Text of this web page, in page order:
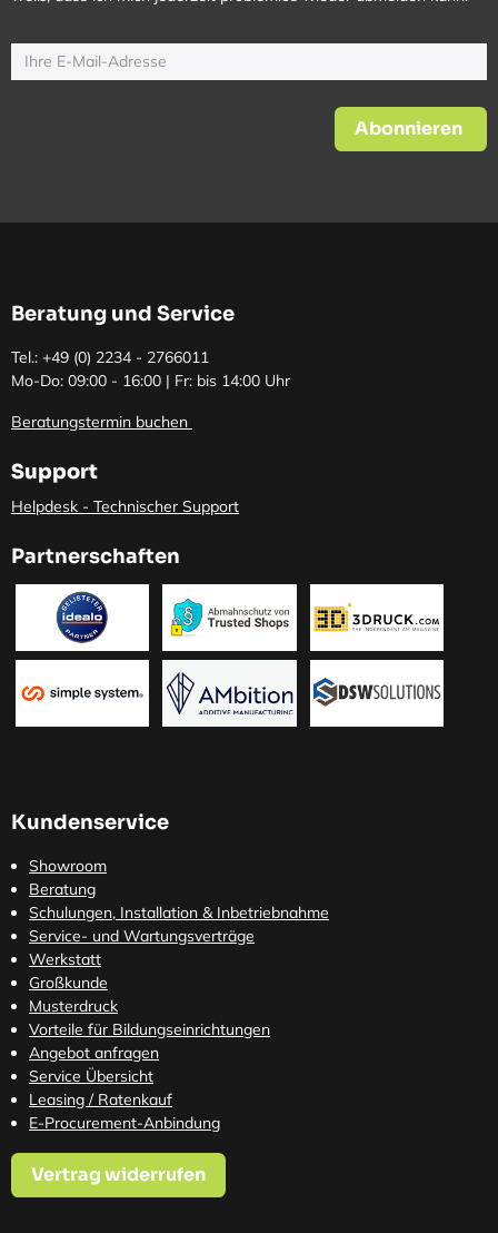
Abonnieren
Beratung und Service
Tel.: +49 (0) 2234 - 2766011
Mo-Do: 09:00 - 16:00 | Fr: bis 14:00 Uhr
Beratungstermin buchen
Support
Helpdesk - Technischer Support
Partnerschaften
Kundenservice
Showroom
Beratung
Schulungen, Installation & Inbetriebnahme
Service- und Wartungsverträge
Werkstatt
Großkunde
Musterdruck
Vorteile für Bildungseinrichtungen
Angebot anfragen
Service Übersicht
Leasing / Ratenkauf
E-Procurement-Anbindung
Vertrag widerrufen